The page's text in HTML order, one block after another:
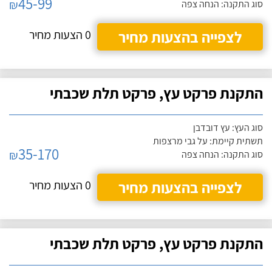
סוג התקנה: הנחה צפה
₪
לצפייה בהצעות מחיר
0 הצעות מחיר
התקנת פרקט עץ, פרקט תלת שכבתי
סוג העץ: עץ דובדבן
תשתית קיימת: על גבי מרצפות
סוג התקנה: הנחה צפה
₪35-170
לצפייה בהצעות מחיר
0 הצעות מחיר
התקנת פרקט עץ, פרקט תלת שכבתי